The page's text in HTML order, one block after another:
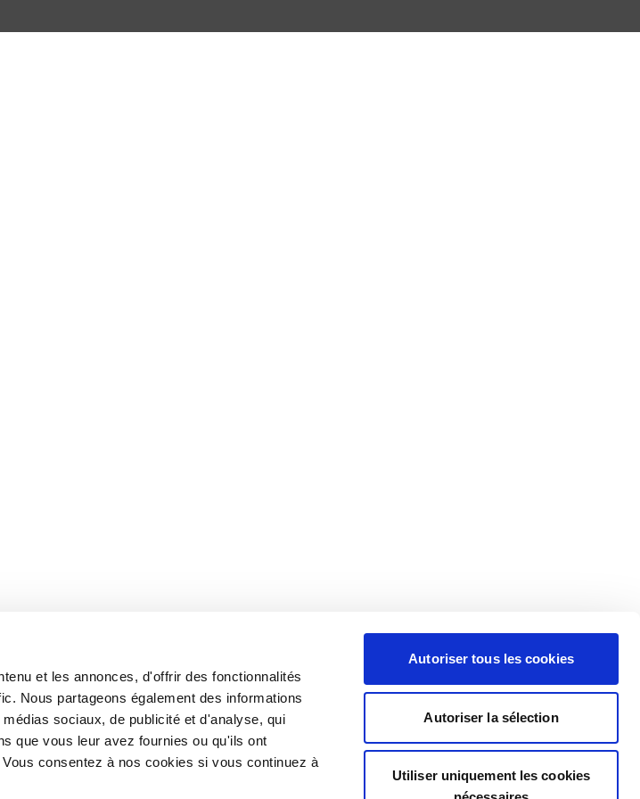
et les annonces, d'offrir des fonctionnalités
Nous partageons également des informations
sociaux, de publicité et d'analyse, qui
que vous leur avez fournies ou qu'ils ont
consentez à nos cookies si vous continuez à
Autoriser tous les cookies
Autoriser la sélection
Utiliser uniquement les cookies